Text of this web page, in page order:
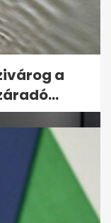
keleti
heves
a